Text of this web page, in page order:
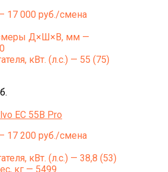
17 000 руб./смена
Д×Ш×В, мм —
кВт. (л.с.) — 55 (75)
EC 55B Pro
17 200 руб./смена
кВт. (л.с.) — 38,8 (53)
кг — 5499